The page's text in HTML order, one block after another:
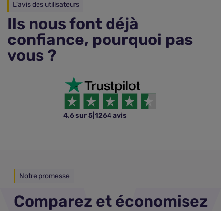
L'avis des utilisateurs
Ils nous font déjà
confiance, pourquoi pas
vous ?
4,6 sur 5 1264 avis
Notre promesse
Comparez et économisez